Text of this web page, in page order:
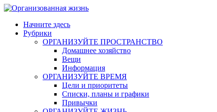
Skip
contentНачните здесь
Рубрики
ОРГАНИЗУЙТЕ ПРОСТРАНСТВО
Домашнее хозяйство
Вещи
Информация
ОРГАНИЗУЙТЕ ВРЕМЯ
Цели и приоритеты
Списки, планы и графики
Привычки